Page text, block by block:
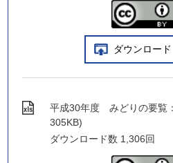
ダウンロード
平成30年度 みどりの要
305KB)
ダウンロード数 1,306回